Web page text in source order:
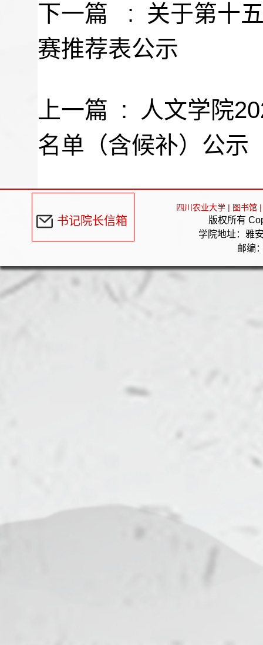
下一篇 : 关于第十
赛推荐表公示
上一篇 :
人文学院
名单（含候补）公示
书记院长信箱
四川农业大学 | 图书馆 |
版权所有
学院地址：雅
邮编